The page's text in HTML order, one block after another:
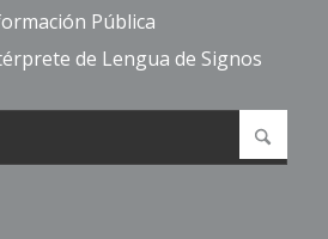
Pública
de Lengua de Signos